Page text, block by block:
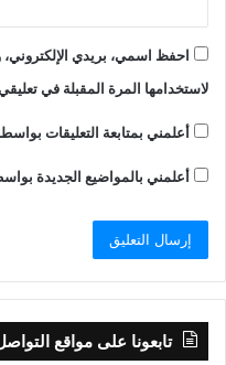
احفظ اسمي، بريدي الإلكتروني،
لاستخدامها المرة المقبلة في
أعلمني بمتابعة التعليقات
أعلمني بالمواضيع الجديدة
تابعونا على مواقع